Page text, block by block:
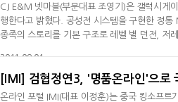
CJ E&M 넷마블(부문대표 조영기)은 갤럭시게
행한다고 밝혔다. 공성전 시스템을 구현한 정
종족의 스토리를 기본 구조로 레벨 별 던전, 저
2011-09-01
[IMI] 검협정연3, '명품온라인'으로
온라인 포털 IMI(대표 이정훈)는 중국 킹소프